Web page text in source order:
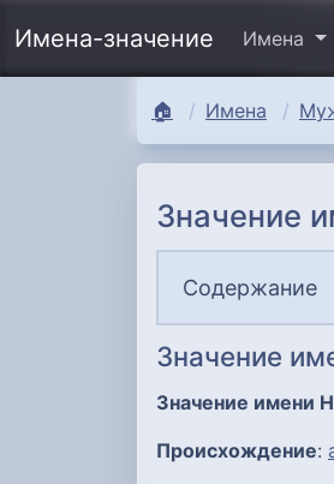
Имена-значение Имена
🏠 Имена
Значение
Содержание
Значение
Значение имени
Происхождение: